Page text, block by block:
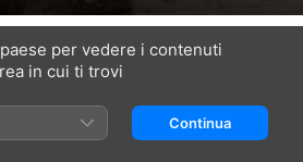
per vedere i contenuti
in cui ti trovi
Continua